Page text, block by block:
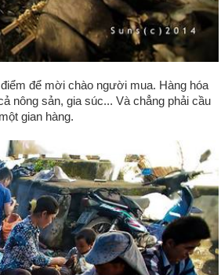
để mời chào người mua. Hàng hóa
nông sản, gia súc... Và chẳng phải cầu
gian hàng.